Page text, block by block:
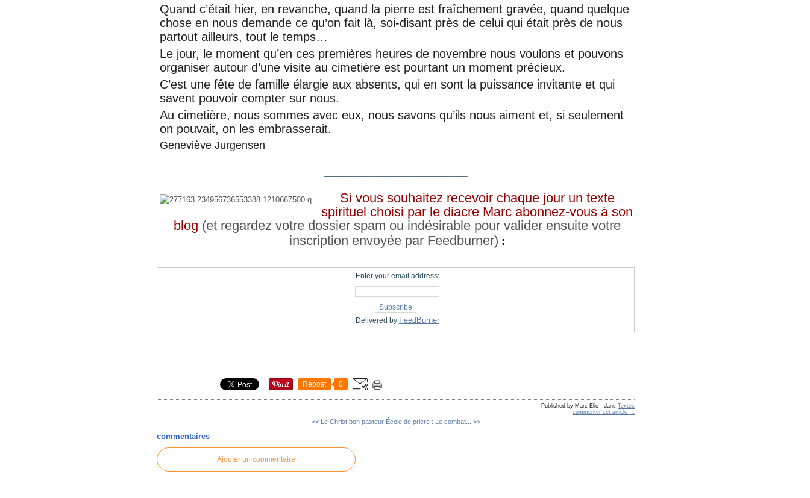
Quand c’était hier, en revanche, quand la pierre est fraîchement gravée, quand quelque
chose en nous demande ce qu’on fait là, soi-disant près de celui qui était près de nous
partout ailleurs, tout le temps…
Le jour, le moment qu’en ces premières heures de novembre nous voulons et pouvons
organiser autour d’une visite au cimetière est pourtant un moment précieux.
C’est une fête de famille élargie aux absents, qui en sont la puissance invitante et qui
savent pouvoir compter sur nous.
Au cimetière, nous sommes avec eux, nous savons qu’ils nous aiment et, si seulement
on pouvait, on les embrasserait.
Geneviève Jurgensen
Si vous souhaitez recevoir chaque jour un texte
spirituel choisi par le diacre Marc abonnez-vous à son
blog (et regardez votre dossier spam ou indésirable pour valider ensuite votre
inscription envoyée par Feedburner) :
Enter your email address:
Delivered by FeedBurner
Repost 0
Published by Marc-Elie - dansTextes
commenter cet article …
<< Le Christ bon pasteur École de prière : Le combat... >>
commentaires
Ajouter un commentaire